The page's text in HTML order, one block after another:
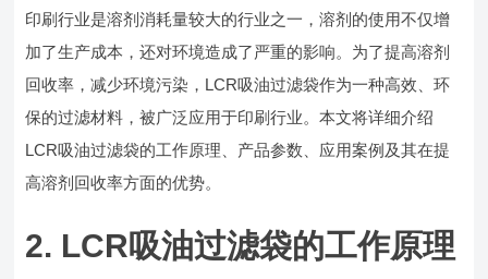
印刷行业是溶剂消耗量较大的行业之一，溶剂的使用不仅增
加了生产成本，还对环境造成了严重的影响。为了提高溶剂
回收率，减少环境污染，LCR吸油过滤袋作为一种高效、环
保的过滤材料，被广泛应用于印刷行业。本文将详细介绍
LCR吸油过滤袋的工作原理、产品参数、应用案例及其在提
高溶剂回收率方面的优势。
2. LCR吸油过滤袋的工作原理